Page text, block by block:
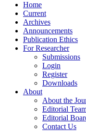
Home
Current
Archives
Announcements
Publication Ethics
For Researcher
Submissions
Login
Register
Downloads
About
About the
Editorial
Editorial
Contact Us